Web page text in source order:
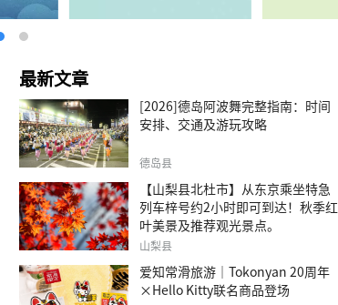
最新文章
[2026]德岛阿波舞完整指南：时间
安排、交通及游玩攻略
德岛县
【山梨县北杜市】从东京乘坐特急
列车梓号约2小时即可到达！秋季红
叶美景及推荐观光景点。
山梨县
爱知常滑旅游｜Tokonyan 20周年
×Hello Kitty联名商品登场